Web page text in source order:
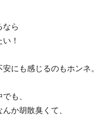
なら
！
にも感じるのもホンネ。
も、
か胡散臭くて、